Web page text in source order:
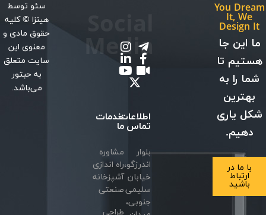
You Dream
It, We
Design It
ما این جا
هستیم تا
شما را به
بهترین
شکل یاری
دهیم.
با ما در
ارتباط
باشید
اطلاعات
تماس
بلوار
اندرزگو،
خیابان
سلیمی
جنوبی،
Media
خدمات
ما
مشاوره
راه اندازی
آشپزخانه
صنعتی
طراحی
سئوتوسط
هینزا © کلیه
حقوق مادی و
معنوی این
سایت متعلق
به حبتور
می‌باشد.